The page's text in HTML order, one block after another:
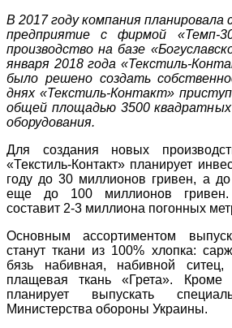
В 2017 году компания планировала
предприятие с фирмой «Темп-
производство на базе
января 2018 года «Текстиль-
было решено создать
днях «Текстиль-Контакт»
общей площадью 3500
оборудования.
Для создания новых
«Текстиль-Контакт» планирует
году до 30 миллионов гривен, а
еще до 100 миллионов гривен.
составит 2-3 миллиона погонных
Основным ассортиментом
станут ткани из 100% хлопка:
бязь набивная, набивной ситец,
плащевая ткань «Грета». Кроме
планирует выпускать
Министерства обороны Украины.